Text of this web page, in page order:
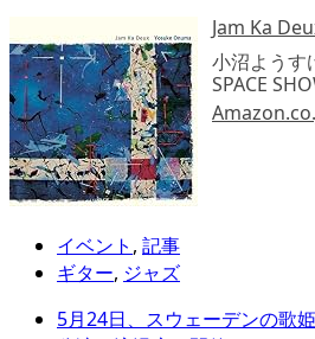
Jam Ka
小沼ようす
SPACE
イベント , 記事
ギター, ジャズ
5月24日、スウェーデンの歌